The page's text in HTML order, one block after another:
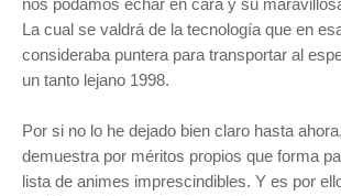
nos podamos echar en cara y su
La cual se valdrá de la tecnología que en
consideraba puntera para transportar al
un tanto lejano 1998.
Por si no lo he dejado bien claro hasta ahora,
demuestra por méritos propios que forma
lista de animes imprescindibles. Y es por